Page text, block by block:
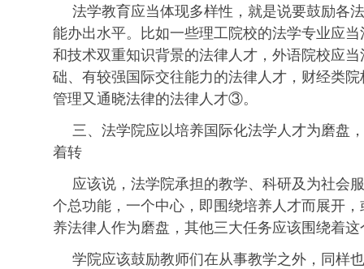
法学教育应当体现多样性，就是说要鼓励各
能办出水平。比如一些理工院校的法学专业应
和技术双重知识背景的法律人才，外语院校应
础、有较强国际交往能力的法律人才，财经类
管理又通晓法律的法律人才③。
三、法学院应以培养国际化法学人才为磨盘
着转
应该说，法学院承担的教学、科研及为社会
个总功能，一个中心，即围绕培养人才而展开
养法律人作为磨盘，其他三大任务应该围绕着
学院应该鼓励教师们在从事教学之外，同样